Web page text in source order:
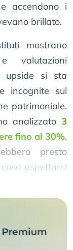
accendono i
brillato.
mostrano
valutazioni
upside si sta
incognite sul
patrimoniale.
analizzato 3
fino al 30%.
presto
aspettarsi